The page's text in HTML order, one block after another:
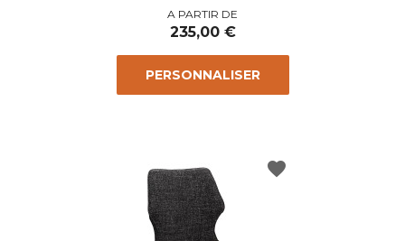
Prix
A PARTIR DE
235,00 €
PERSONNALISER
favorite